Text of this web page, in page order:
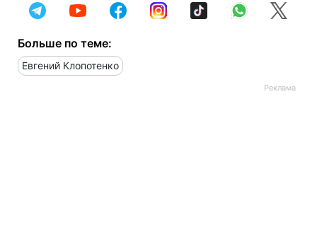
Больше по теме:
Евгений Клопотенко